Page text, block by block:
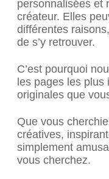
personnalisées et
créateur. Elles
différentes
de s’y retrouver.
C’est pourquoi
les pages les
originales que
Que vous
créatives,
simplement
vous cherchez.